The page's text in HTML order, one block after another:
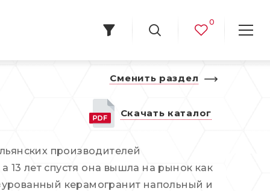
0
Скачать каталог
Сменить раздел
производителей
13 лет спустя она вышла на рынок как
керамогранит напольный и